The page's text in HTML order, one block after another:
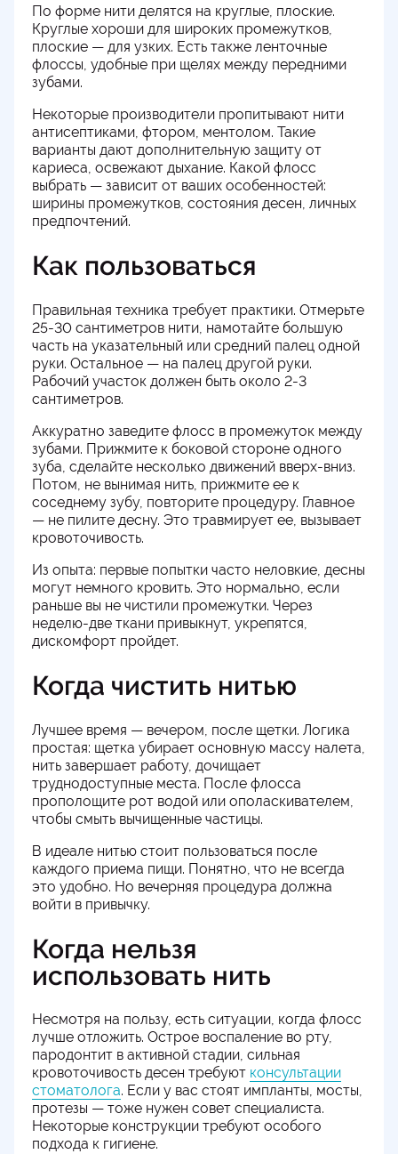
По форме нити делятся на круглые, плоские.
Круглые хороши для широких промежутков,
плоские — для узких. Есть также ленточные
флоссы, удобные при щелях между передними
зубами.
Некоторые производители пропитывают нити
антисептиками, фтором, ментолом. Такие
варианты дают дополнительную защиту от
кариеса, освежают дыхание. Какой флосс
выбрать — зависит от ваших особенностей:
ширины промежутков, состояния десен, личных
предпочтений.
Как пользоваться
Правильная техника требует практики. Отмерьте
25-30 сантиметров нити, намотайте большую
часть на указательный или средний палец одной
руки. Остальное — на палец другой руки.
Рабочий участок должен быть около 2-3
сантиметров.
Аккуратно заведите флосс в промежуток между
зубами. Прижмите к боковой стороне одного
зуба, сделайте несколько движений вверх-вниз.
Потом, не вынимая нить, прижмите ее к
соседнему зубу, повторите процедуру. Главное
— не пилите десну. Это травмирует ее, вызывает
кровоточивость.
Из опыта: первые попытки часто неловкие, десны
могут немного кровить. Это нормально, если
раньше вы не чистили промежутки. Через
неделю-две ткани привыкнут, укрепятся,
дискомфорт пройдет.
Когда чистить нитью
Лучшее время — вечером, после щетки. Логика
простая: щетка убирает основную массу налета,
нить завершает работу, дочищает
труднодоступные места. После флосса
прополощите рот водой или ополаскивателем,
чтобы смыть вычищенные частицы.
В идеале нитью стоит пользоваться после
каждого приема пищи. Понятно, что не всегда
это удобно. Но вечерняя процедура должна
войти в привычку.
Когда нельзя
использовать нить
Несмотря на пользу, есть ситуации, когда флосс
лучше отложить. Острое воспаление во рту,
пародонтит в активной стадии, сильная
кровоточивость десен требуют консультации
стоматолога. Если у вас стоят импланты, мосты,
протезы — тоже нужен совет специалиста.
Некоторые конструкции требуют особого
подхода к гигиене.